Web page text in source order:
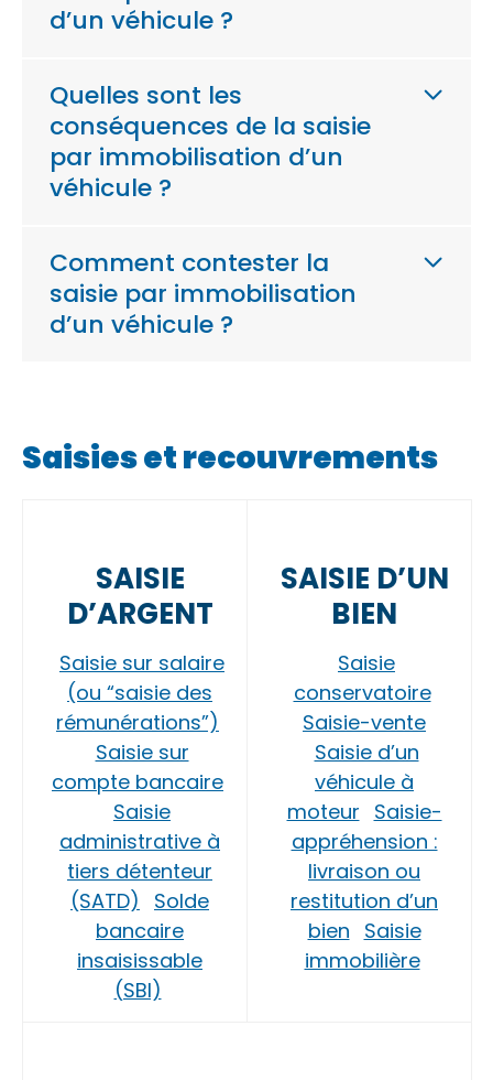
d’un véhicule ?
Quelles sont les
conséquences de la saisie
par immobilisation d’un
véhicule ?
Comment contester la
saisie par immobilisation
d’un véhicule ?
Saisies et recouvrements
SAISIE
D’ARGENT
Saisie sur salaire
(ou “saisie des
rémunérations”)
Saisie sur
compte bancaire
Saisie
administrative à
tiers détenteur
(SATD)
Solde
bancaire
insaisissable
(SBI)
SAISIE D’UN
BIEN
Saisie
conservatoire
Saisie-vente
Saisie d’un
véhicule à
moteur Saisie-
appréhension :
livraison ou
restitution d’un
bien Saisie
immobilière